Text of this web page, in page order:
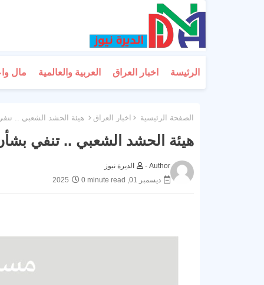
الرئيسة اخبار العراق العربية والعالمية مال
الصفحة الرئيسية اخبار العراق هيئة الحشد الشعبي ..
هيئة الحشد الشعبي .. تنفي
Author -
الديرة نيوز
ديسمبر 01, 2025
0 minute read